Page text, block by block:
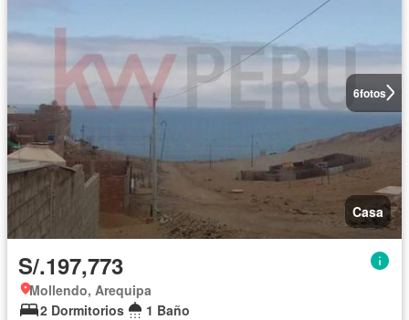
6fotos
Casa
S/.197,773
Mollendo, Arequipa
2 Dormitorios
1 Baño